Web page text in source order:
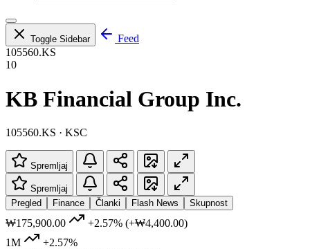
Toggle Sidebar
Feed
105560.KS
10
KB Financial Group Inc.
105560.KS · KSC
Spremljaj
Spremljaj
Pregled
Finance Članki Flash News Skupnost
₩175,900.00 +2.57% (+₩4,400.00)
1M
+2.57%